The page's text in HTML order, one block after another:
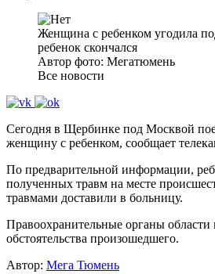
Женщина с ребенком угодила
ребенок скончался
Автор фото: Мегатюмень
Все новости
Сегодня в Щербинке под Москвой
женщину с ребенком, сообщает
По предварительной информации,
полученных травм на месте
травмами доставили в больницу.
Правоохранительные органы
обстоятельства произошедшего.
Автор: Мега Тюмень